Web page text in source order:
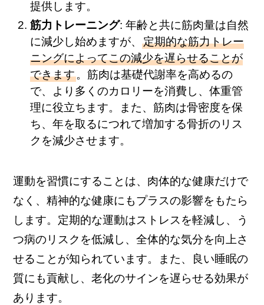
提供します。
筋力トレーニング: 年齢と共に筋肉量は自然
に減少し始めますが、 定期的な筋力トレー
ニングによってこの減少を遅らせることが
できます。筋肉は基礎代謝率を高めるの
で、より多くのカロリーを消費し、体重管
理に役立ちます。また、筋肉は骨密度を保
ち、年を取るにつれて増加する骨折のリス
クを減少させます。
運動を習慣にすることは、肉体的な健康だけで
なく、精神的な健康にもプラスの影響をもたら
します。定期的な運動はストレスを軽減し、う
つ病のリスクを低減し、全体的な気分を向上さ
せることが知られています。また、良い睡眠の
質にも貢献し、老化のサインを遅らせる効果が
あります。